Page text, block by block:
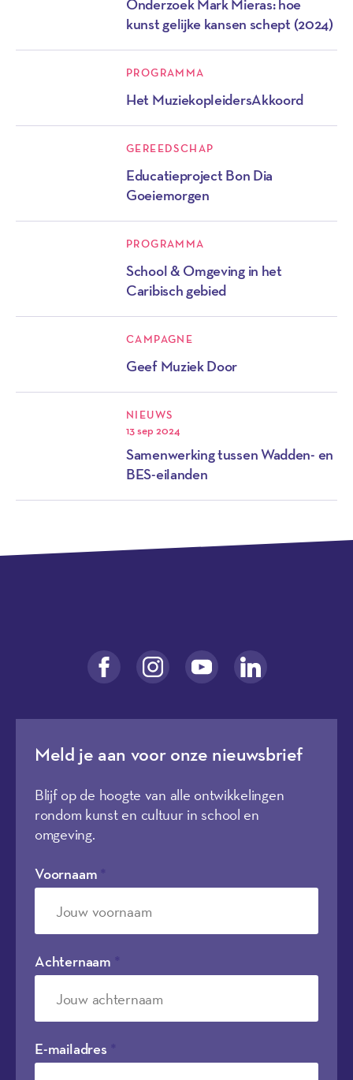
Onderzoek Mark Mieras: hoe
kunst gelijke kansen schept (2024)
PROGRAMMA
Het MuziekopleidersAkkoord
GEREEDSCHAP
Educatieproject Bon Dia
Goeiemorgen
PROGRAMMA
School & Omgeving in het
Caribisch gebied
CAMPAGNE
Geef Muziek Door
NIEUWS
13 sep 2024
Samenwerking tussen Wadden- en
BES-eilanden
Meld je aan voor onze nieuwsbrief
Blijf op de hoogte van alle ontwikkelingen
rondom kunst en cultuur in school en
omgeving.
Voornaam
Achternaam
E-mailadres